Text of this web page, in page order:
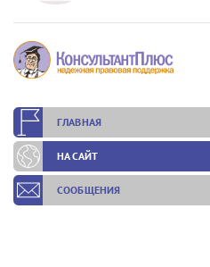
ГЛАВНАЯ
НА САЙТ
СООБЩЕНИЯ